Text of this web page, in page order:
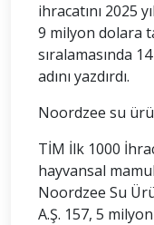
ihracatını 2025
9 milyon dolara
sıralamasında
adını yazdırdı.
Noordzee su
TİM İlk 1000
hayvansal
Noordzee Su
A.Ş. 157, 5